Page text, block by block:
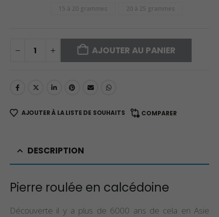
15 à 20 grammes
20 à 25 grammes
AJOUTER AU PANIER
AJOUTER À LA LISTE DE SOUHAITS COMPARER
DESCRIPTION
Pierre roulée en calcédoine
Découverte il y a plus de 6000 ans de cela en Asie